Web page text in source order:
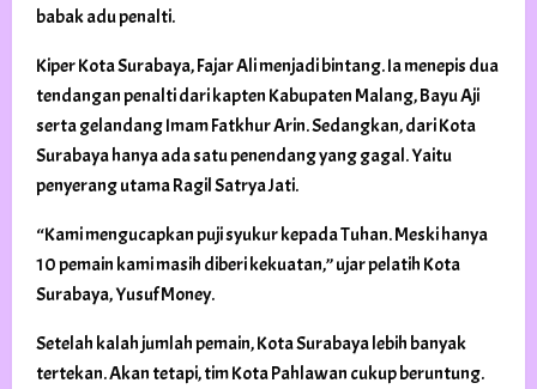
babak adu penalti.
Kiper Kota Surabaya, Fajar Ali menjadi bintang. Ia menepis dua
tendangan penalti dari kapten Kabupaten Malang, Bayu Aji
serta gelandang Imam Fatkhur Arin. Sedangkan, dari Kota
Surabaya hanya ada satu penendang yang gagal. Yaitu
penyerang utama Ragil Satrya Jati.
“Kami mengucapkan puji syukur kepada Tuhan. Meski hanya
10 pemain kami masih diberi kekuatan,” ujar pelatih Kota
Surabaya, Yusuf Money.
Setelah kalah jumlah pemain, Kota Surabaya lebih banyak
tertekan. Akan tetapi, tim Kota Pahlawan cukup beruntung.